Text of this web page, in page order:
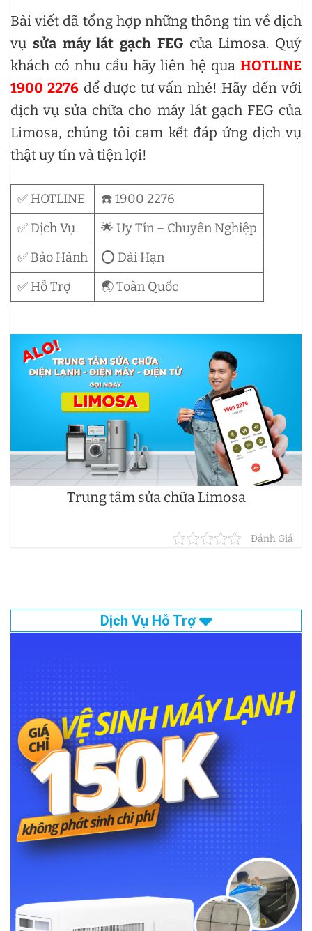
Bài viết đã tổng hợp những thông tin về dịch
vụ sửa máy lát gạch FEGcủa Limosa. Quý
khách có nhu cầu hãy liên hệ qua HOTLINE
1900 2276 để được tư vấn nhé! Hãy đến với
dịch vụ sửa chữa cho máy lát gạch FEG của
Limosa, chúng tôi cam kết đáp ứng dịch vụ
thật uy tín và tiện lợi!
✅ HOTLINE
☎️ 1900 2276
✅ Dịch Vụ
🌟 Uy Tín – Chuyên Nghiệp
✅ Bảo Hành
⭕ Dài Hạn
✅ Hỗ Trợ
🌏 Toàn Quốc
Trung tâm sửa chữa Limosa
Đánh Giá
Dịch Vụ Hỗ Trợ